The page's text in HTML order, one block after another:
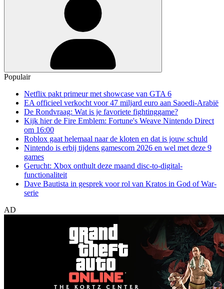
Populair
Netflix pakt primeur met showcase van GTA 6
EA officieel verkocht voor 47 miljard euro aan Saoedi-Arabië
De Rondvraag: Wat is je favoriete fightinggame?
Kijk hier de Fire Emblem: Fortune's Weave Nintendo Direct
om 16:00
Roblox gaat helemaal naar de kloten en dat is jouw schuld
Nintendo is erbij tijdens gamescom 2026 en wel met deze 9
games
Gerucht: Xbox onthult deze maand disc-to-digital-
functionaliteit
Dave Bautista in gesprek voor rol van Kratos in God of War-
serie
AD